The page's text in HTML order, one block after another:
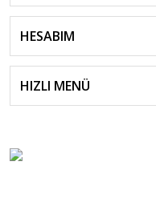
HESABIM
HIZLI MENÜ